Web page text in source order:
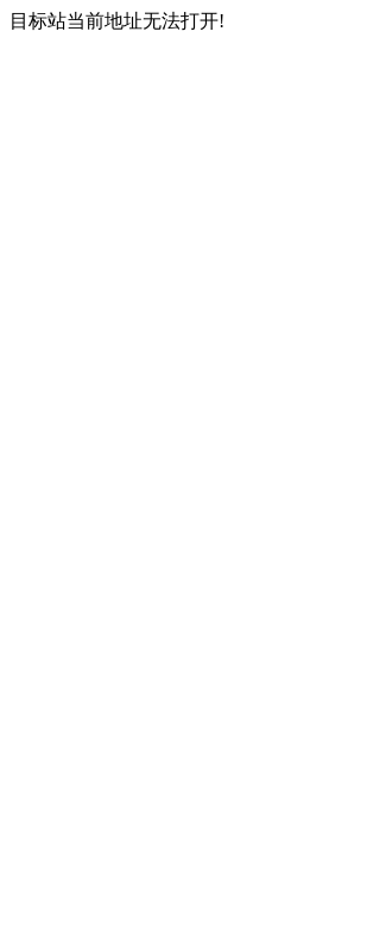
目标站当前地址无法打开!